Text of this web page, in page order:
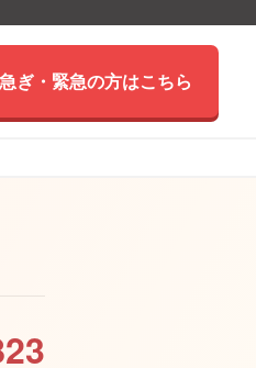
ぎ・緊急の方はこちら